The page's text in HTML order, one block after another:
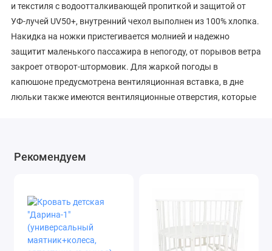
и текстиля с водоотталкивающей пропиткой и защитой от
УФ-лучей UV50+, внутренний чехол выполнен из 100% хлопка.
Накидка на ножки пристегивается молнией и надежно
защитит маленького пассажира в непогоду, от порывов ветра
закроет отворот-штормовик. Для жаркой погоды в
капюшоне предусмотрена вентиляционная вставка, в дне
люльки также имеются вентиляционные отверстия, которые
капюшона и переноски, причем конструкторы предусмотрели
Немаловажно, что благодаря сочетанию каркасной
технологии и пластикового дна, люлька остается прочной,
удобной, но при этом ее можно компактно сложить, когда
Рекомендуем